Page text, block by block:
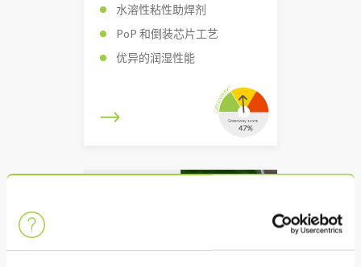
水溶性粘性助焊剂
PoP 和倒装芯片工艺
优异的润湿性能